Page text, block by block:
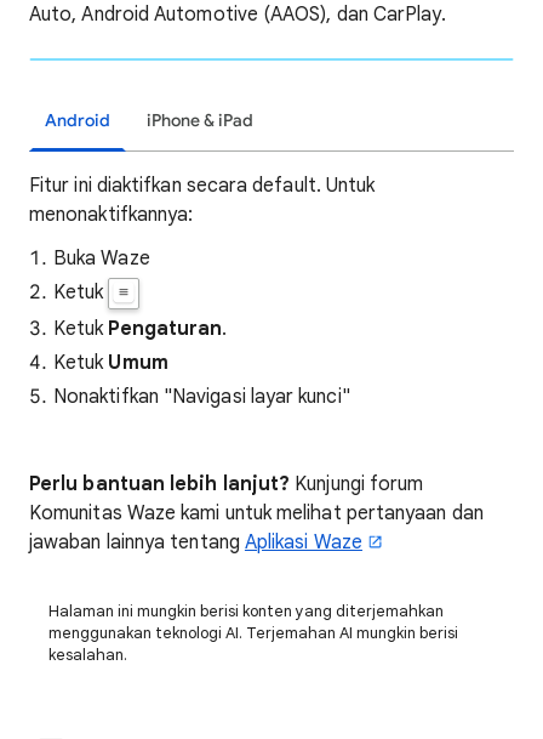
Auto, Android Automotive (AAOS), dan CarPlay.
Android iPhone & iPad
Fitur ini diaktifkan secara default. Untuk
menonaktifkannya:
Buka Waze
Ketuk
Ketuk Pengaturan.
Ketuk Umum
Nonaktifkan "Navigasi layar kunci"
Perlu bantuan lebih lanjut? Kunjungi forum
Komunitas Waze kami untuk melihat pertanyaan dan
jawaban lainnya tentang Aplikasi Waze
Halaman ini mungkin berisi konten yang diterjemahkan
menggunakan teknologi AI. Terjemahan AI mungkin berisi
kesalahan.